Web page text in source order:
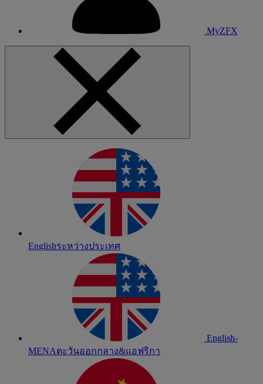
MyZFX
Englishระหว่างประเทศ
English-
MENAตะวันออกกลาง&แอฟริกา